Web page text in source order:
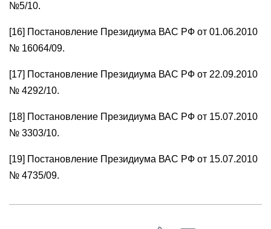
№5/10.
[16] Постановление Президиума ВАС РФ от 01.06.2010
№ 16064/09.
[17] Постановление Президиума ВАС РФ от 22.09.2010
№ 4292/10.
[18] Постановление Президиума ВАС РФ от 15.07.2010
№ 3303/10.
[19] Постановление Президиума ВАС РФ от 15.07.2010
№ 4735/09.